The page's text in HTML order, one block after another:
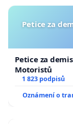
Petice za
Petice za
Motoristů
1 823 podpisů
Oznámení o